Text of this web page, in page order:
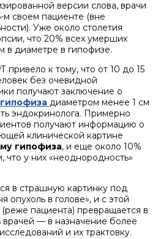
версии слова, врачи
своем пациенте (вне
Уже около столетия
что 20% всех умерших
в диаметре в гипофизе.
к тому, что от 10 до 15
без очевидной
получают заключение о
диаметром менее 1 см
эндокринолога. Примерно
получают информацию о
клинической картине
гипофиза, и еще около 10%
что у них «неоднородность»
в страшную картинку под
опухоль в голове», и с этой
пациента) превращается в
врачей — в назначение более
и их трактовку.